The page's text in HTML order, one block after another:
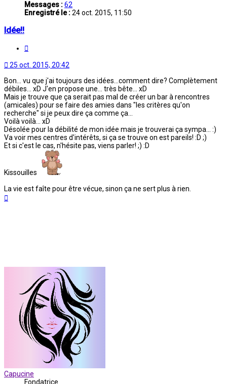
Messages :62
Enregistré le :24 oct. 2015, 11:50
Idée!!
25 oct. 2015, 20:42
Bon... vu que j'ai toujours des idées...comment dire? Complètement
débiles... xD J'en propose une... très bête... xD
Mais je trouve que ça serait pas mal de créer un bar à rencontres
(amicales) pour se faire des amies dans "les critères qu'on
recherche" si je peux dire ça comme ça...
Voilà voilà... xD
Désolée pour la débilité de mon idée mais je trouverai ça sympa... :)
Va voir mes centres d'intérêts, si ça se trouve on est pareils! :D ;)
Et si c'est le cas, n'hésite pas, viens parler! ;) :D
Kissouilles
La vie est faîte pour être vécue, sinon ça ne sert plus à rien.
Capucine
Fondatrice